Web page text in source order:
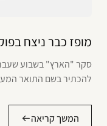
מופז כבר ניצח
סקר "הארץ" בשבוע
להכתיר בשם התואר
המשך קריאה